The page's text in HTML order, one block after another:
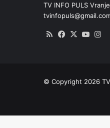
TV INFO PULS
RSS Facebook
X
© Copyright 2026 TV